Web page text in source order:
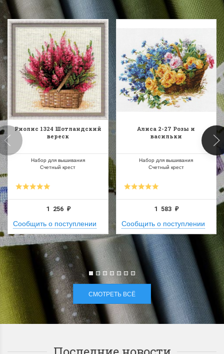
Риолис 1324 Шотландский
вереск
Набор для вышивания
Счетный крест
1 256 ₽
Сообщить о поступлении
Алиса 2-27 Розы и
васильки
Набор для вышивания
Счетный крест
1 583₽
Сообщить о поступлении
СМОТРЕТЬ ВСЁ